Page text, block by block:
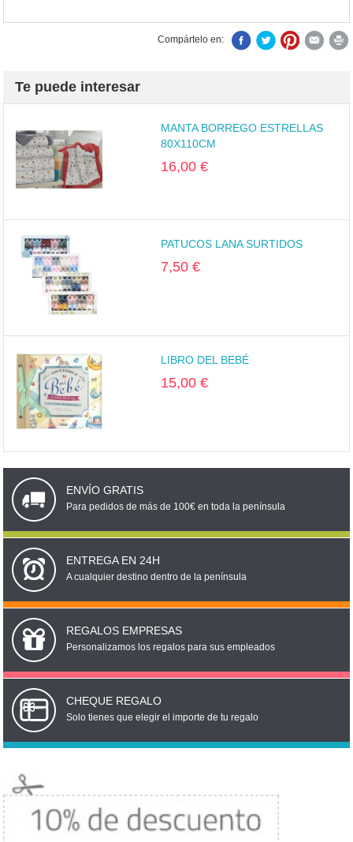
Compártelo en:
Te puede interesar
MANTA BORREGO ESTRELLAS
80X110CM
16,00 €
PATUCOS LANA SURTIDOS
7,50 €
LIBRO DEL BEBÉ
15,00 €
ENVÍO GRATIS
Para pedidos de más de 100€ en toda la península
ENTREGA EN 24H
A cualquier destino dentro de la península
REGALOS EMPRESAS
Personalizamos los regalos para sus empleados
CHEQUE REGALO
Solo tienes que elegir el importe de tu regalo